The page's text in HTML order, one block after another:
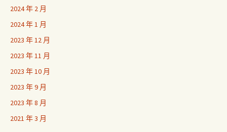
2024 年 2 月
2024 年 1 月
2023 年 12 月
2023 年 11 月
2023 年 10 月
2023 年 9 月
2023 年 8 月
2021 年 3 月